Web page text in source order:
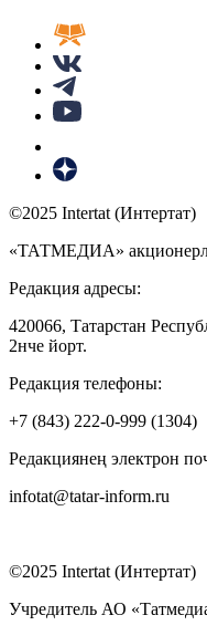
©2025 Intertat (Интертат)
«ТАТМЕДИА»
Редакция адресы:
420066, Татарстан
2нче йорт.
Редакция телефоны:
+7 (843) 222-0-999 (1304)
Редакциянең электрон
infotat@tatar-inform.ru
©2025 Intertat (Интертат)
Учредитель АО